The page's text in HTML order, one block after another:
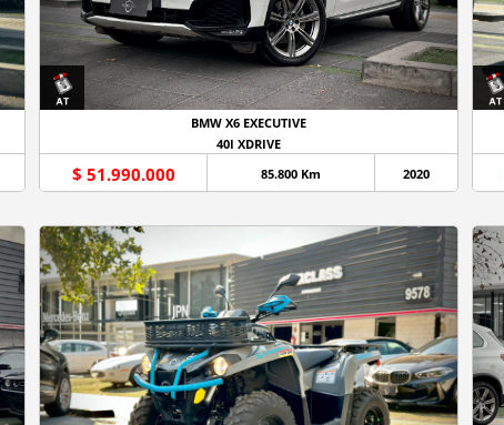
BMW X6 EXECUTIVE
40I XDRIVE
$ 51.990.000 85.800 Km 2020